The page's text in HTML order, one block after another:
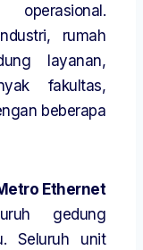
rumah
layanan,
fakultas,
beberapa
Ethernet
gedung
Seluruh unit